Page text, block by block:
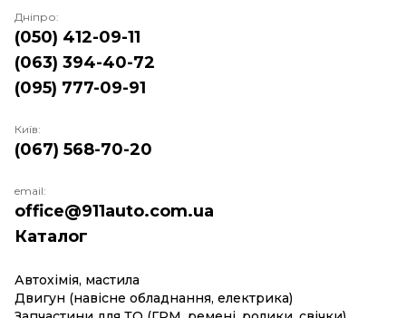
Каталог
Автохімія, мастила
Двигун (навісне обладнання, електрика)
Дніпро:
(050) 412-09-11
(063) 394-40-72
(095) 777-09-91
Київ:
(067) 568-70-20
email:
office@911auto.com.ua